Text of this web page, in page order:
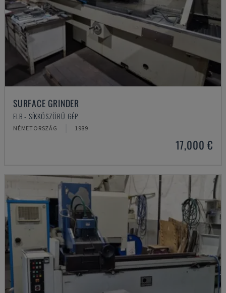
SURFACE GRINDER
ELB - SÍKKÖSZÖRŰ GÉP
NÉMETORSZÁG 1989
17,000 €